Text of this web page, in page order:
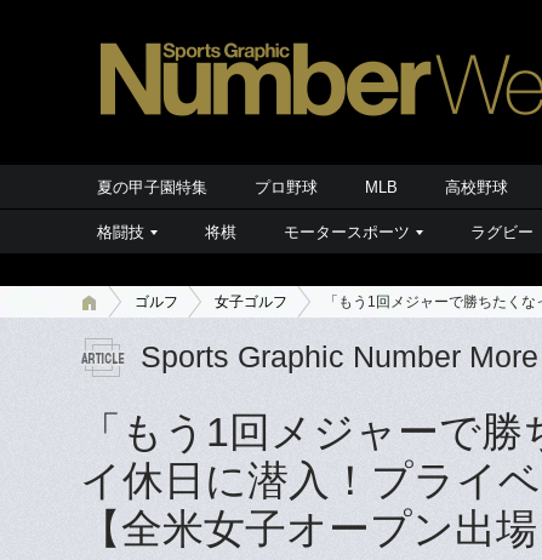
夏の甲子園特集 プロ野球 MLB 高校野球
格闘技 将棋 モータースポーツ ラグビー
ゴルフ 女子ゴルフ 「もう1回メジャーで勝ちたく
Sports Graphic Number More
「もう1回メジャーで
イ休日に潜入！プライ
【全米女子オープン出場